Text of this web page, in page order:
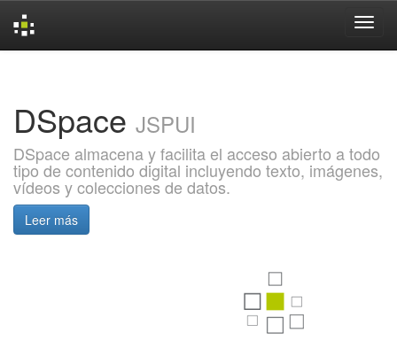
DSpace JSPUI
DSpace almacena y facilita el acceso abierto a todo
tipo de contenido digital incluyendo texto, imágenes,
vídeos y colecciones de datos.
Leer más